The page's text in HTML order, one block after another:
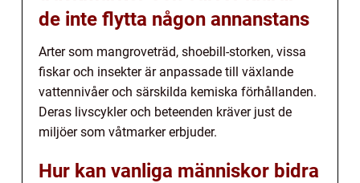
de inte flytta någon annanstans
Arter som mangroveträd, shoebill-storken, vissa
fiskar och insekter är anpassade till växlande
vattennivåer och särskilda kemiska förhållanden.
Deras livscykler och beteenden kräver just de
miljöer som våtmarker erbjuder.
Hur kan vanliga människor bidra